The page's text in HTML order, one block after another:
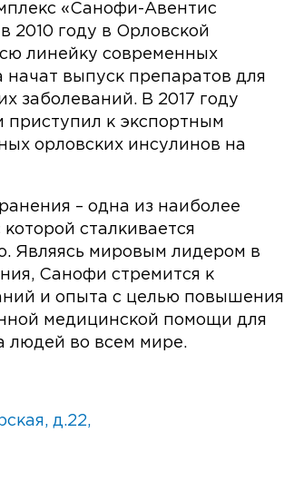
«Санофи-Авентис
2010 году в Орловской
линейку современных
начат выпуск препаратов для
заболеваний. В 2017 году
присту­пил к экспортным
орловских инсулинов на
– одна из наиболее
сталкивается
Являясь мировым лидером в
Санофи стремится к
и опыта с целью повышения
медицинской помощи для
людей во всем мире.
д.22,